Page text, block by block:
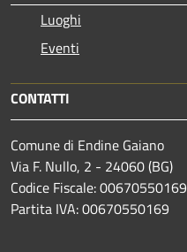
Luoghi
Eventi
CONTATTI
Comune di Endine Gaiano
Via F. Nullo, 2 - 24060 (BG)
Codice Fiscale: 00670550169
Partita IVA: 00670550169